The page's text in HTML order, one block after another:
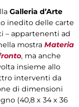
Galleria d’Arte
inedito delle carte
– appartenenti ad
mostra Materia
, ma anche
insieme allo
interventi da
di dimensioni
(40,8 x 34 x 36